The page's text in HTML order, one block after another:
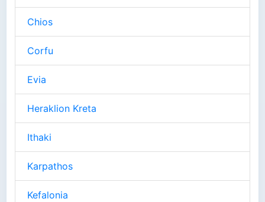
Chios
Corfu
Evia
Heraklion Kreta
Ithaki
Karpathos
Kefalonia